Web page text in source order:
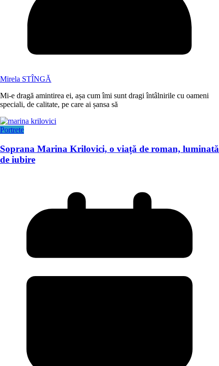
Mirela STÎNGĂ
Mi-e dragă amintirea ei, așa cum îmi sunt dragi întâlnirile cu oameni
speciali, de calitate, pe care ai șansa să
Portrete
Soprana Marina Krilovici, o viață de roman, luminată
de iubire